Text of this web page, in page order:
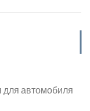
автомобиля